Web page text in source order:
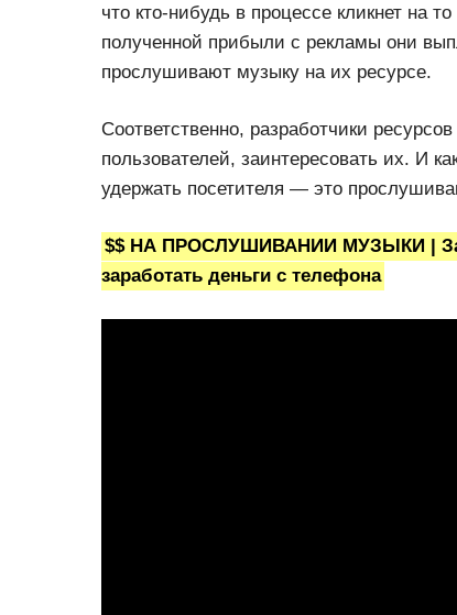
что кто-нибудь в процессе кликнет на
полученной прибыли с рекламы они
прослушивают музыку на их ресурсе.
Соответственно, разработчики
пользователей, заинтересовать их. И
удержать посетителя — это
$$ НА ПРОСЛУШИВАНИИ МУЗЫКИ |
заработать деньги с телефона